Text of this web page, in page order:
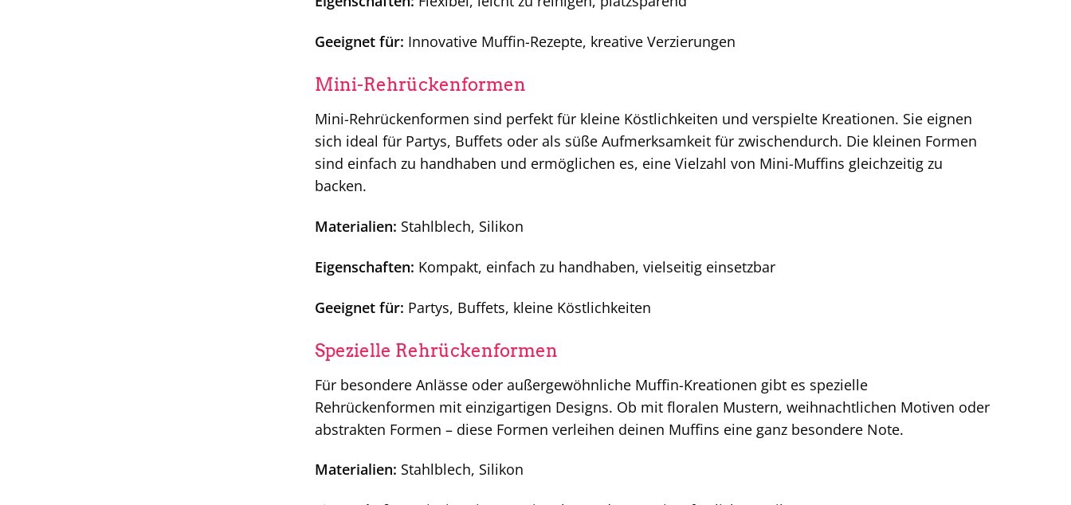
Geeignet für: Innovative Muffin-Rezepte, kreative Verzierungen
Mini-Rehrückenformen
Mini-Rehrückenformen sind perfekt für kleine Köstlichkeiten und verspielte Kreationen. Sie eignen
sich ideal für Partys, Buffets oder als süße Aufmerksamkeit für zwischendurch. Die kleinen Formen
sind einfach zu handhaben und ermöglichen es, eine Vielzahl von Mini-Muffins gleichzeitig zu
backen.
Materialien: Stahlblech, Silikon
Eigenschaften: Kompakt, einfach zu handhaben, vielseitig einsetzbar
Geeignet für: Partys, Buffets, kleine Köstlichkeiten
Spezielle Rehrückenformen
Für besondere Anlässe oder außergewöhnliche Muffin-Kreationen gibt es spezielle
Rehrückenformen mit einzigartigen Designs. Ob mit floralen Mustern, weihnachtlichen Motiven oder
abstrakten Formen – diese Formen verleihen deinen Muffins eine ganz besondere Note.
Materialien: Stahlblech, Silikon